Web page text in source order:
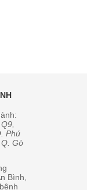
Phú
Gò
Bình,